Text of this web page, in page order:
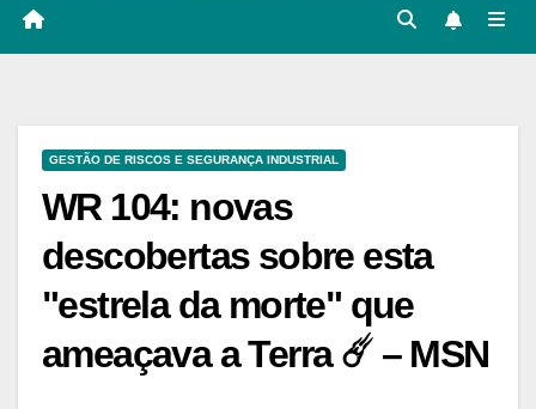
GESTÃO DE RISCOS E SEGURANÇA INDUSTRIAL
WR 104: novas
descobertas sobre esta
"estrela da morte" que
ameaçava a Terra ☄️ – MSN